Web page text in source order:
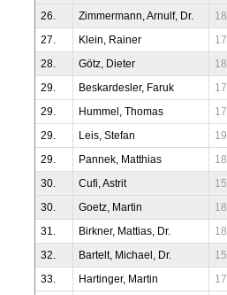
26.
Zimmermann, Arnulf, Dr.
27.
Klein, Rainer
28.
Götz, Dieter
29.
Beskardesler, Faruk
29.
Hummel, Thomas
29.
Leis, Stefan
29.
Pannek, Matthias
30.
Cufi, Astrit
30.
Goetz, Martin
31.
Birkner, Mattias, Dr.
32.
Bartelt, Michael, Dr.
33.
Hartinger, Martin